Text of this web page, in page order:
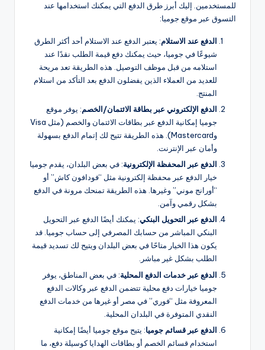
للمستخدمين. إليك أبرز طرق الدفع التي يمكنك استخدامها عند
التسوق عبر موقع جوميا:
الدفع عند الاستلام: يعتبر الدفع عند الاستلام أحد أكثر الطرق
شيوعًا في جوميا، حيث يمكنك دفع قيمة الطلب نقدًا عند
استلامه من قبل موظف التوصيل. هذه الطريقة تعد مريحة
للعديد من العملاء الذين يفضلون الدفع بعد التأكد من استلام
المنتج.
الدفع الإلكتروني عبر بطاقة الائتمان/الخصم: يوفر موقع
جوميا إمكانية الدفع عبر بطاقات الائتمان والخصم (مثل Visa
وMastercard). هذه الطريقة تتيح لك إتمام الدفع بسهولة
وأمان عبر الإنترنت.
الدفع عبر المحفظة الإلكترونية: في بعض البلدان، يقدم جوميا
خيار الدفع عبر محفظة إلكترونية مثل “فودافون كاش” أو
“أورانج موني” وغيرها. هذه الطريقة تمنحك مرونة في الدفع
بشكل رقمي وآمن.
الدفع عبر التحويل البنكي: يمكنك أيضًا الدفع عبر التحويل
البنكي المباشر من حسابك المصرفي إلى حساب جوميا. قد
يكون هذا الخيار متاحًا في بعض البلدان ويتيح لك تسديد قيمة
الطلب بشكل غير مباشر.
الدفع عبر خدمات الدفع المحلية: في بعض المناطق، يوفر
جوميا خيارات دفع محلية تتضمن الدفع عبر وكالات الدفع
المعروفة مثل “فوري” في مصر أو غيرها من خدمات الدفع
النقدي المتوفرة في البلدان المحلية.
الدفع عبر قسائم جوميا: يتيح موقع جوميا أيضًا إمكانية
استخدام قسائم الخصم أو بطاقات الهدايا كوسيلة دفع، ما